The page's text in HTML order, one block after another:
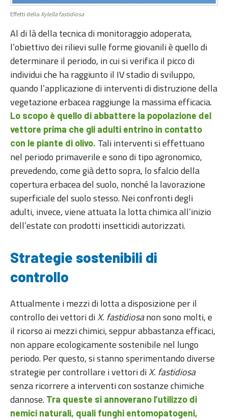
Effetti della Xylella fastidiosa
Al di là della tecnica di monitoraggio adoperata,
l’obiettivo dei rilievi sulle forme giovanili è quello di
determinare il periodo, in cui si verifica il picco di
individui che ha raggiunto il IV stadio di sviluppo,
quando l’applicazione di interventi di distruzione della
vegetazione erbacea raggiunge la massima efficacia.
Lo scopo è quello di abbattere la popolazione del
vettore prima che gli adulti entrino in contatto
con le piante di olivo. Tali interventi si effettuano
nel periodo primaverile e sono di tipo agronomico,
prevedendo, come già detto sopra, lo sfalcio della
copertura erbacea del suolo, nonché la lavorazione
superficiale del suolo stesso. Nei confronti degli
adulti, invece, viene attuata la lotta chimica all’inizio
dell’estate con prodotti insetticidi autorizzati.
Strategie sostenibili di
controllo
Attualmente i mezzi di lotta a disposizione per il
controllo dei vettori diX. fastidiosanon sono molti, e
il ricorso ai mezzi chimici, seppur abbastanza efficaci,
non appare ecologicamente sostenibile nel lungo
periodo. Per questo, si stanno sperimentando diverse
strategie per controllare i vettori diX. fastidiosa
senza ricorrere a interventi con sostanze chimiche
dannose. Tra queste si annoverano l’utilizzo di
nemici naturali, quali funghi entomopatogeni,